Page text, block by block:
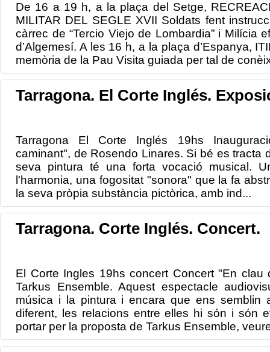
De 16 a 19 h, a la plaça del Setge,
MILITAR DEL SEGLE XVII Soldats fent
càrrec de “Tercio Viejo de Lombardia” i Milícia
d’Algemesí. A les 16 h, a la plaça d’Espanya,
memòria de la Pau Visita guiada per tal de
Tarragona. El Corte Inglés.
Tarragona El Corte Inglés 19hs
caminant", de Rosendo Linares. Si bé es tracta
seva pintura té una forta vocació musical.
l'harmonia, una fogositat "sonora" que la fa
la seva pròpia substància pictòrica, amb ind...
Tarragona. Corte Inglés. Concert.
El Corte Ingles 19hs concert Concert "En
Tarkus Ensemble. Aquest espectacle
música i la pintura i encara que ens semblin
diferent, les relacions entre elles hi són i són
portar per la proposta de Tarkus Ensemble,